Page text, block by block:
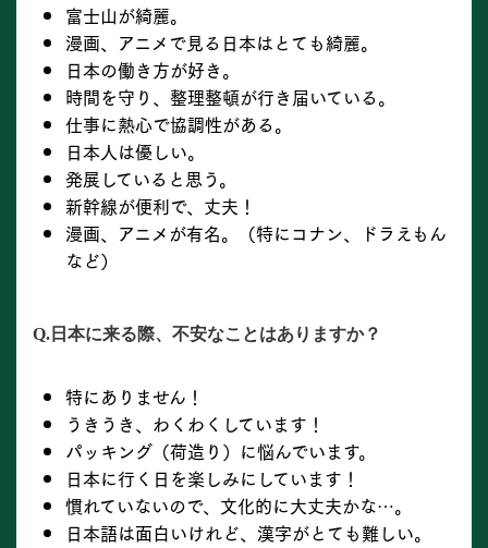
富士山が綺麗。
漫画、アニメで見る日本はとても綺麗。
日本の働き方が好き。
時間を守り、整理整頓が行き届いている。
仕事に熱心で協調性がある。
日本人は優しい。
発展していると思う。
新幹線が便利で、丈夫！
漫画、アニメが有名。（特にコナン、ドラえもん
など）
Q.日本に来る際、不安なことはありますか？
特にありません！
うきうき、わくわくしています！
パッキング（荷造り）に悩んでいます。
日本に行く日を楽しみにしています！
慣れていないので、文化的に大丈夫かな…。
日本語は面白いけれど、漢字がとても難しい。